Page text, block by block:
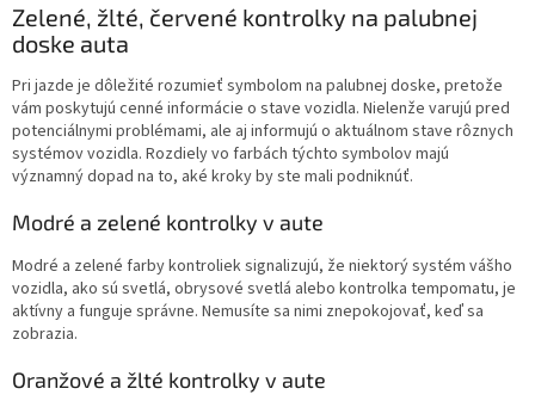
Zelené, žlté, červené kontrolky na palubnej
doske auta
Pri jazde je dôležité rozumieť symbolom na palubnej doske, pretože
vám poskytujú cenné informácie o stave vozidla. Nielenže varujú pred
potenciálnymi problémami, ale aj informujú o aktuálnom stave rôznych
systémov vozidla. Rozdiely vo farbách týchto symbolov majú
významný dopad na to, aké kroky by ste mali podniknúť.
Modré a zelené kontrolky v aute
Modré a zelené farby kontroliek signalizujú, že niektorý systém vášho
vozidla, ako sú svetlá, obrysové svetlá alebo kontrolka tempomatu, je
aktívny a funguje správne. Nemusíte sa nimi znepokojovať, keď sa
zobrazia.
Oranžové a žlté kontrolky v aute